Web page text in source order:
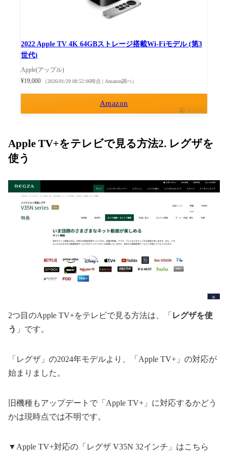
2022 Apple TV 4K 64GBストレージ搭載Wi‑Fiモデル (第3
世代)
Apple(アップル)
¥19,000
（2026/01/29 08:52:06時点 | Amazon調べ）
Amazon
ポチップ
Apple TV+をテレビで見る方法2. レグザを
使う
2つ目のApple TV+をテレビで見る方法は、「 レグザを使
う 」です。
「レグザ」の2024年モデルより、「Apple TV+」の対応が
始まりました。
旧機種もアップデートで「Apple TV+」に対応するかどう
かは現時点では不明です。
▼Apple TV+対応の「レグザ V35N 32インチ」はこちら